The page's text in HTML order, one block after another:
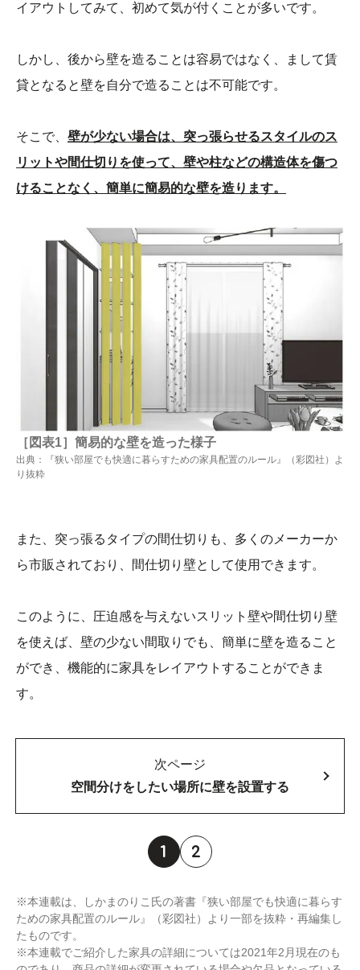
イアウトしてみて、初めて気が付くことが多いです。
しかし、後から壁を造ることは容易ではなく、まして賃
貸となると壁を自分で造ることは不可能です。
そこで、 壁が少ない場合は、突っ張らせるスタイルのス
リットや間仕切りを使って、壁や柱などの構造体を傷つ
けることなく、簡単に簡易的な壁を造ります。
［図表1］簡易的な壁を造った様子
出典：『狭い部屋でも快適に暮らすための家具配置のルール』（彩図社）よ
り抜粋
また、突っ張るタイプの間仕切りも、多くのメーカーか
ら市販されており、間仕切り壁として使用できます。
このように、圧迫感を与えないスリット壁や間仕切り壁
を使えば、壁の少ない間取りでも、簡単に壁を造ること
ができ、機能的に家具をレイアウトすることができま
す。
次ページ
空間分けをしたい場所に壁を設置する
1 2
※本連載は、しかまのりこ氏の著書『狭い部屋でも快適に暮らす
ための家具配置のルール』（彩図社）より一部を抜粋・再編集し
たものです。
※本連載でご紹介した家具の詳細については2021年2月現在のも